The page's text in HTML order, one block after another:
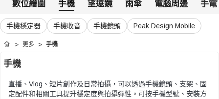
數位繪圖 手機 望遠鏡 雨傘 電腦周邊 手電
手機穩定器 手機收音 手機鏡頭 Peak Design Mobile
首頁 更多 手機
手機
直播、Vlog、短片創作及日常拍攝，可以透過手機鏡頭、支架、固
定配件和相關工具提升穩定度與拍攝彈性。可按手機型號、安裝方